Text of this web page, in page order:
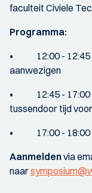
faculteit Civiele
Programma:
• 12:00 - 12:45
aanwezigen
• 12:45 - 17:00
tussendoor tijd
• 17:00 - 18:00
Aanmeldenvia
naar